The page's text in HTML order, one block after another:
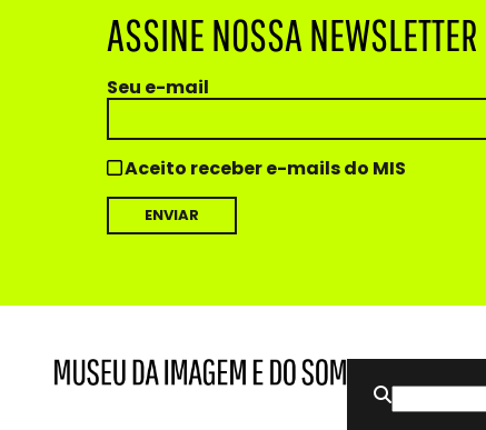
ASSINE NOSSA NEWSLETTER
Seu e-mail
Aceito receber e-mails do MIS
Buscar
por: